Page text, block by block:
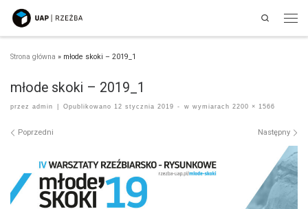
Przejdź do treści
Search
Strona główna » młode skoki – 2019_1
młode skoki – 2019_1
przez admin Opublikowano 12 stycznia 2019 - w wymiarach 2200 × 1566
Nawigacja po obrazach
Poprzedni Następny